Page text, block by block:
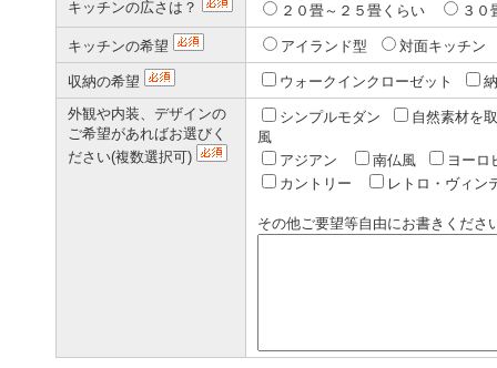
キッチンの広さは？
２０畳～２５畳くらい
３
キッチンの希望 アイランド型 対面キッチ
収納の希望 ウォークインクローゼット
外観や内装、デザインの
ご希望があればお選びく
ださい(複数選択可)
シンプルモダン
自然素材を
風
アジアン
南仏風
ヨー
カントリー
レトロ・ヴィ
その他ご要望等自由にお書きくださ